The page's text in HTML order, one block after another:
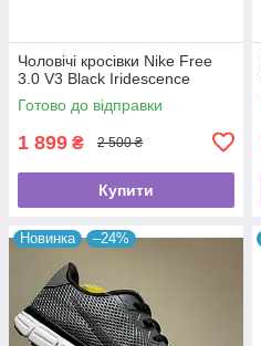
Чоловічі кросівки Nike Free
3.0 V3 Black Iridescence
Готово до відправки
1 899 ₴ 2 500 ₴
Купити
Новинка –24%